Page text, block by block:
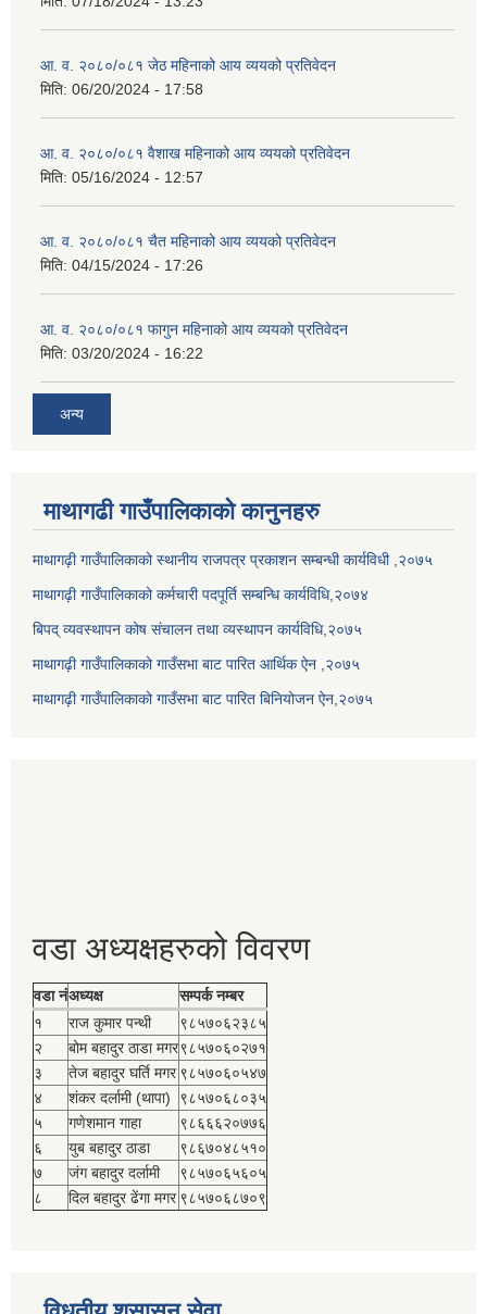
आ. व. २०८०/०८१ जेठ महिनाको आय व्ययको प्रतिवेदन
मिति: 06/20/2024 - 17:58
आ. व. २०८०/०८१ वैशाख महिनाको आय व्ययको प्रतिवेदन
मिति: 05/16/2024 - 12:57
आ. व. २०८०/०८१ चैत महिनाको आय व्ययको प्रतिवेदन
मिति: 04/15/2024 - 17:26
आ. व. २०८०/०८१ फागुन महिनाको आय व्ययको प्रतिवेदन
मिति: 03/20/2024 - 16:22
अन्य
माथागढी गाउँपालिकाको कानुनहरु
माथागढ़ी गाउँपालिकाको स्थानीय राजपत्र प्रकाशन सम्बन्धी कार्यविधी ,२०७५
माथागढ़ी गाउँपालिकाको कर्मचारी पदपूर्ति सम्बन्धि कार्यविधि,२०७४
बिपद् व्यवस्थापन कोष संचालन तथा व्यस्थापन कार्यविधि,२०७५
माथागढ़ी गाउँपालिकाको गाउँसभा बाट पारित आर्थिक ऐन ,२०७५
माथागढ़ी गाउँपालिकाको गाउँसभा बाट पारित बिनियोजन ऐन,२०७५
वडा अध्यक्षहरुको विवरण
वडा नंअध्यक्ष
सम्पर्क नम्बर
१
राज कुमार पन्थी
९८५७०६२३८५
२
बोम बहादुर ठाडा मगर९८५७०६०२७१
३
तेज बहादुर घर्ति मगर ९८५७०६०५४७
४
शंकर दर्लामी (थापा)
९८५७०६८०३५
५
गणेशमान गाहा
९८६६६२०७७६
६
युब बहादुर ठाडा
९८६७०४८५१०
७
जंग बहादुर दर्लामी
९८५७०६५६०५
८
दिल बहादुर ढेंगा मगर ९८५७०६८७०९